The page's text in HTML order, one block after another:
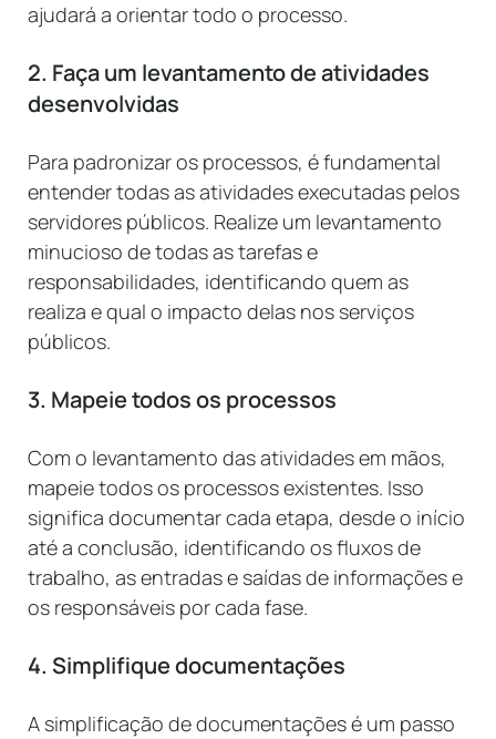
ajudará a orientar todo o processo.
2. Faça um levantamento de atividades
desenvolvidas
Para padronizar os processos, é fundamental
entender todas as atividades executadas pelos
servidores públicos. Realize um levantamento
minucioso de todas as tarefas e
responsabilidades, identificando quem as
realiza e qual o impacto delas nos serviços
públicos.
3. Mapeie todos os processos
Com o levantamento das atividades em mãos,
mapeie todos os processos existentes. Isso
significa documentar cada etapa, desde o início
até a conclusão, identificando os fluxos de
trabalho, as entradas e saídas de informações e
os responsáveis por cada fase.
4. Simplifique documentações
A simplificação de documentações é um passo